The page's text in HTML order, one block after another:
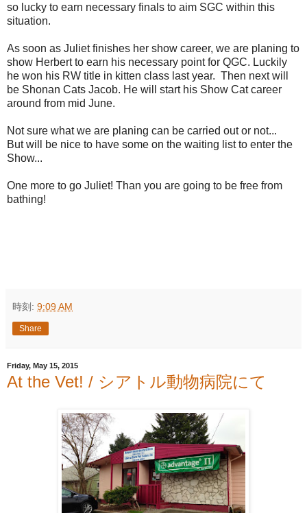
so lucky to earn necessary finals to aim SGC within this
situation.
As soon as Juliet finishes her show career, we are planing to
show Herbert to earn his necessary point for QGC. Luckily
he won his RW title in kitten class last year. Then next will
be Shonan Cats Jacob. He will start his Show Cat career
around from mid June.
Not sure what we are planing can be carried out or not...
But will be nice to have some on the waiting list to enter the
Show...
One more to go Juliet! Than you are going to be free from
bathing!
時刻: 9:09 AM
Share
Friday, May 15, 2015
At the Vet! / シアトル動物病院にて